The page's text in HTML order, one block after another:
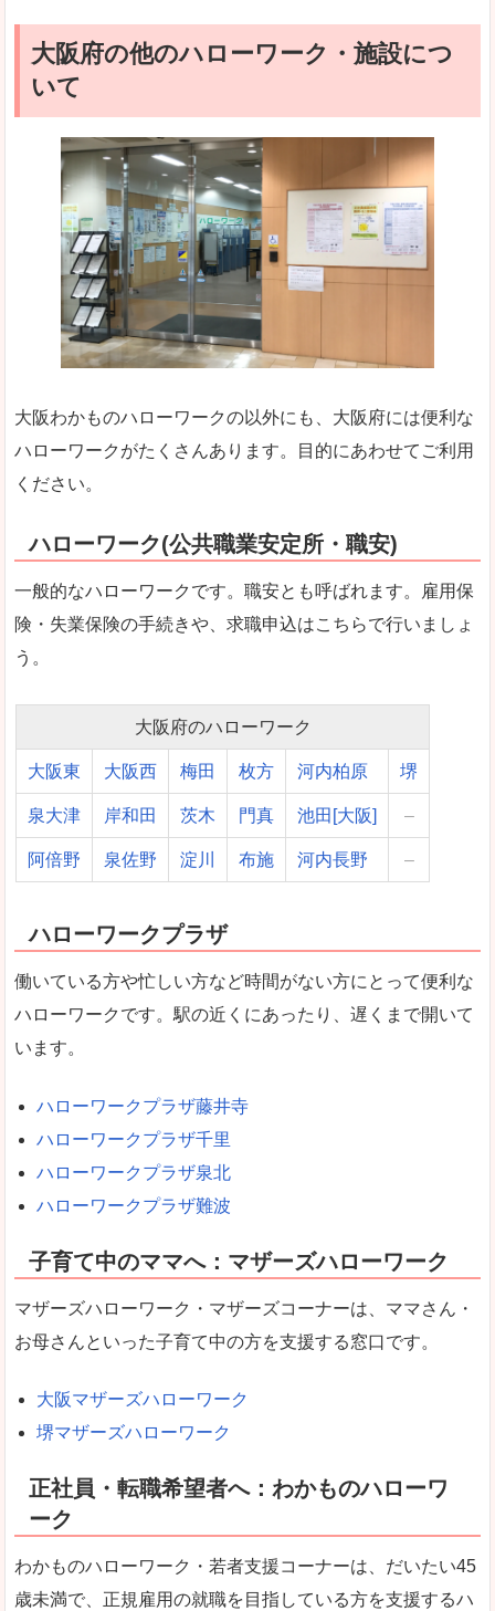
大阪府の他のハローワーク・施設につ
いて
大阪わかものハローワークの以外にも、大阪府には便利な
ハローワークがたくさんあります。目的にあわせてご利用
ください。
ハローワーク(公共職業安定所・職安)
一般的なハローワークです。職安とも呼ばれます。雇用保
険・失業保険の手続きや、求職申込はこちらで行いましょ
う。
大阪府のハローワーク
大阪東 大阪西 梅田 枚方 河内柏原 堺
泉大津 岸和田 茨木 門真 池田[大阪] –
阿倍野 泉佐野 淀川 布施 河内長野 –
ハローワークプラザ
働いている方や忙しい方など時間がない方にとって便利な
ハローワークです。駅の近くにあったり、遅くまで開いて
います。
ハローワークプラザ藤井寺
ハローワークプラザ千里
ハローワークプラザ泉北
ハローワークプラザ難波
子育て中のママへ：マザーズハローワーク
マザーズハローワーク・マザーズコーナーは、ママさん・
お母さんといった子育て中の方を支援する窓口です。
大阪マザーズハローワーク
堺マザーズハローワーク
正社員・転職希望者へ：わかものハローワ
ーク
わかものハローワーク・若者支援コーナーは、だいたい45
歳未満で、正規雇用の就職を目指している方を支援するハ